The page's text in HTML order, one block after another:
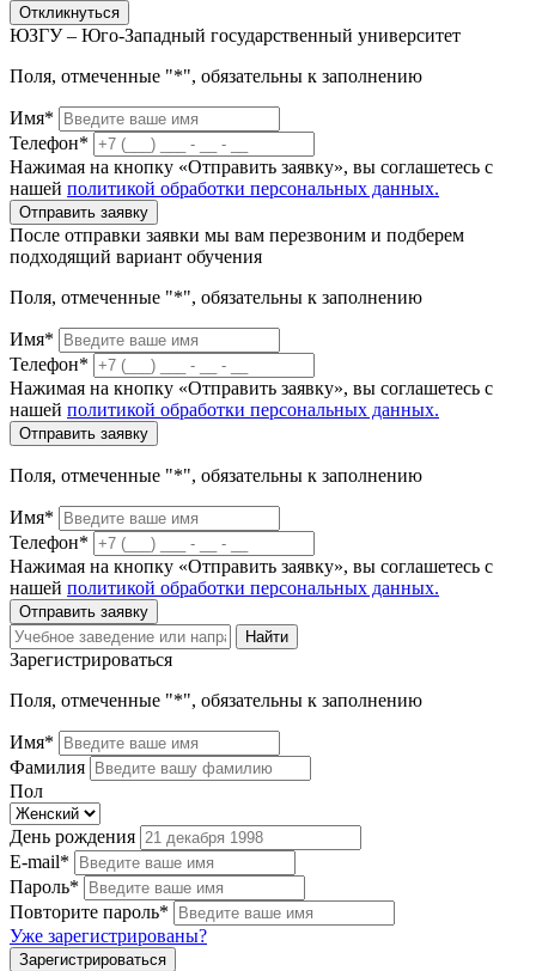
Откликнуться
ЮЗГУ – Юго-Западный государственный университет
Поля, отмеченные "*", обязательны к заполнению
Имя*
Телефон*
Нажимая на кнопку «Отправить заявку», вы соглашетесь с
нашей политикой обработки персональных данных.
Отправить заявку
После отправки заявки мы вам перезвоним и подберем
подходящий вариант обучения
Поля, отмеченные "*", обязательны к заполнению
Имя*
Телефон*
Нажимая на кнопку «Отправить заявку», вы соглашетесь с
нашей политикой обработки персональных данных.
Отправить заявку
Поля, отмеченные "*", обязательны к заполнению
Имя*
Телефон*
Нажимая на кнопку «Отправить заявку», вы соглашетесь с
нашей политикой обработки персональных данных.
Отправить заявку
Найти
Зарегистрироваться
Поля, отмеченные "*", обязательны к заполнению
Имя*
Фамилия
Пол
День рождения
E-mail*
Пароль*
Повторите пароль*
Уже зарегистрированы?
Зарегистрироваться